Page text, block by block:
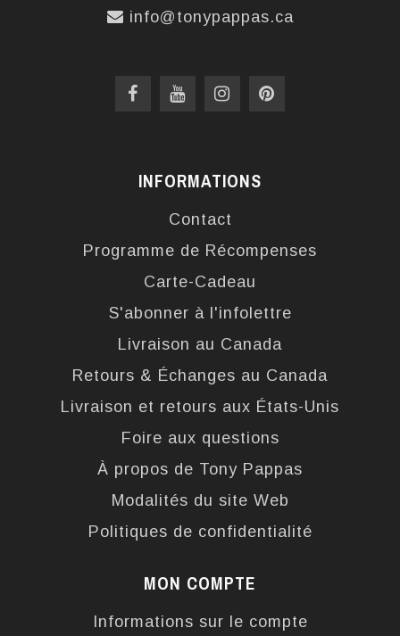
info@tonypappas.ca
INFORMATIONS
Contact
Programme de Récompenses
Carte-Cadeau
S'abonner à l'infolettre
Livraison au Canada
Retours & Échanges au Canada
Livraison et retours aux États-Unis
Foire aux questions
À propos de Tony Pappas
Modalités du site Web
Politiques de confidentialité
MON COMPTE
Informations sur le compte